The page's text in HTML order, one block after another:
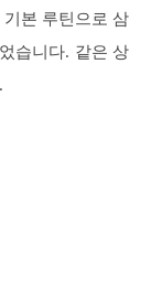
본 루틴으로 삼
습니다. 같은 상